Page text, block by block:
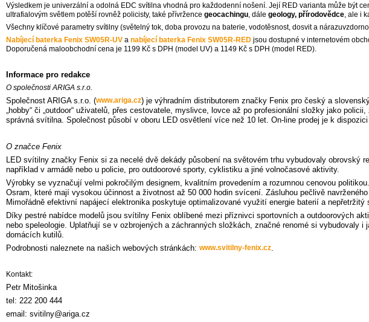
Výsledkem je univerzální a odolná EDC svítilna vhodná pro každodenní nošení. Její RED varianta může být
ultrafialovým světlem potěší rovněž policisty, také přívržence geocachingu, dále geology, přírodovědce, ale i
Všechny klíčové parametry svítilny (světelný tok, doba provozu na baterie, vodotěsnost, dosvit a
Nabíjecí baterka Fenix SW05R-UV a nabíjecí baterka Fenix SW05R-RED jsou dostupné v internetovém
Doporučená maloobchodní cena je 1199 Kč s DPH (model UV) a 1149 Kč s DPH (model RED).
Informace pro redakce
O společnosti ARIGA s.r.o.
Společnost ARIGA s.r.o. (www.ariga.cz) je výhradním distributorem značky Fenix pro český a
„hobby“ či „outdoor“ uživatelů, přes cestovatele, myslivce, lovce až po profesionální složky jako
správná svítilna. Společnost působí v oboru LED osvětlení více než 10 let. On-line prodej je k
O značce Fenix
LED svítilny značky Fenix si za necelé dvě dekády působení na světovém trhu vybudovaly
například v armádě nebo u policie, pro outdoorové sporty, cyklistiku a jiné volnočasové aktivity.
Výrobky se vyznačují velmi pokročilým designem, kvalitním provedením a rozumnou cenovou
Osram, které mají vysokou účinnost a životnost až 50 000 hodin svícení. Zásluhou pečlivě
Mimořádně efektivní napájecí elektronika poskytuje optimalizované využití energie baterií a
Díky pestré nabídce modelů jsou svítilny Fenix oblíbené mezi příznivci sportovních a outdoorových
nebo speleologie. Uplatňují se v ozbrojených a záchranných složkách, značné renomé si
domácích kutilů.
Podrobnosti naleznete na našich webových stránkách: www.svitilny-fenix.cz.
Kontakt:
Petr Mitošinka
tel: 222 200 444
email: svitilny@ariga.cz